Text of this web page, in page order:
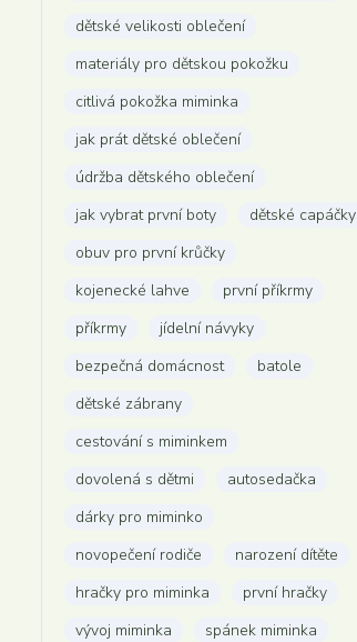
dětské velikosti oblečení
materiály pro dětskou pokožku
citlivá pokožka miminka
jak prát dětské oblečení
údržba dětského oblečení
jak vybrat první boty
dětské capáčky
obuv pro první krůčky
kojenecké lahve
první příkrmy
příkrmy
jídelní návyky
bezpečná domácnost
batole
dětské zábrany
cestování s miminkem
dovolená s dětmi
autosedačka
dárky pro miminko
novopečení rodiče
narození dítěte
hračky pro miminka
první hračky
vývoj miminka
spánek miminka